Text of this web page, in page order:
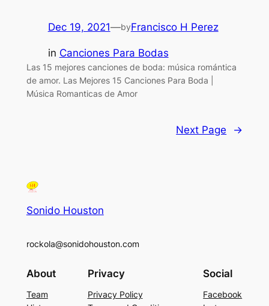
Dec 19, 2021—byFrancisco H Perez
in Canciones Para Bodas
Las 15 mejores canciones de boda: música romántica
de amor. Las Mejores 15 Canciones Para Boda |
Música Romanticas de Amor
Next Page →
Sonido Houston
rockola@sonidohouston.com
About
Team
Privacy
Privacy Policy
Social
Facebook